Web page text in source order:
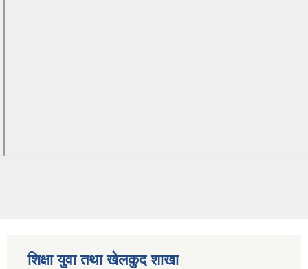
शिक्षा युवा तथा खेलकुद शाखा